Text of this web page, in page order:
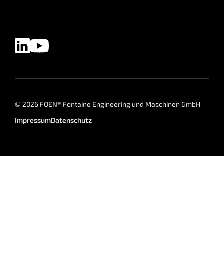
© 2026 FOEN® Fontaine Engineering und Maschinen GmbH
ImpressumDatenschutz